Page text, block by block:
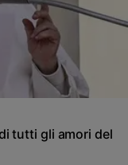
tutti gli amori del